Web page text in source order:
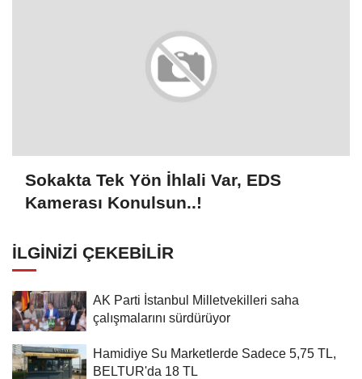
Sokakta Tek Yön İhlali Var, EDS
Kamerası Konulsun..!
İLGINIZI ÇEKEBILIR
AK Parti İstanbul Milletvekilleri saha
çalışmalarını sürdürüyor
Hamidiye Su Marketlerde Sadece 5,75 TL,
BELTUR'da 18 TL